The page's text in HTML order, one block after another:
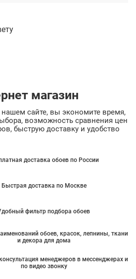
магазин
сайте, вы экономите время,
возможность сравнения цен
быструю доставку и удобство
доставка обоев по России
Быстрая доставка по Москве
фильтр подбора обоев
обоев, красок, лепнины, ткани
и декора для дома
менеджеров в мессенджерах и
по видео звонку